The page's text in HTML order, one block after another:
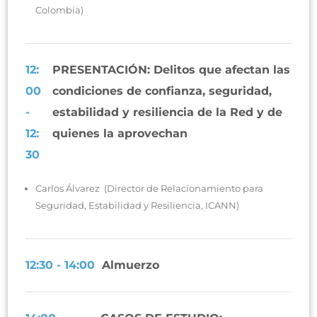
Colombia)
12:
00
-
12:
30
PRESENTACIÓN: Delitos que afectan las
condiciones de confianza, seguridad,
estabilidad y resiliencia de la Red y de
quienes la aprovechan
Carlos Álvarez (Director de Relacionamiento para
Seguridad, Estabilidad y Resiliencia, ICANN)
12:30 - 14:00 Almuerzo